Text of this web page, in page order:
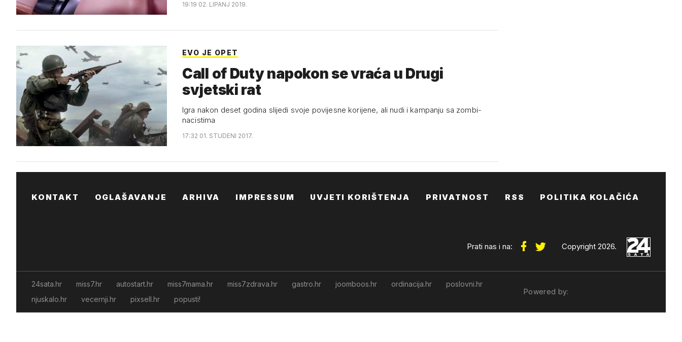
19:19 02. LIPANJ 2019.
EVO JE OPET
Call of Duty napokon se vraća u Drugi
svjetski rat
Igra nakon deset godina slijedi svoje povijesne korijene, ali nudi i kampanju sa zombi-
nacistima
17:32 01. STUDENI 2017.
KONTAKT OGLAŠAVANJE ARHIVA IMPRESSUM UVJETI KORIŠTENJA PRIVATNOST RSS POLITIKA KOLAČIĆA
Prati nas i na: Copyright 2026.
24sata.hr miss7.hr autostart.hr miss7mama.hr miss7zdrava.hr gastro.hr joomboos.hr ordinacija.hr
poslovni.hr
njuskalo.hr
vecernji.hr pixsell.hr popusti!
Powered by: